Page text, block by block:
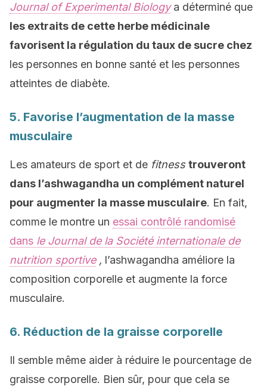
Journal of Experimental Biologya déterminé que
les extraits de cette herbe médicinale
favorisent la régulation du taux de sucre chez
les personnes en bonne santé et les personnes
atteintes de diabète.
5. Favorise l’augmentation de la masse
musculaire
Les amateurs de sport et de fitness trouveront
dans l’ashwagandha un complément naturel
pour augmenter la masse musculaire. En fait,
comme le montre un essai contrôlé randomisé
dans le Journal de la Société internationale de
nutrition sportive , l’ashwagandha améliore la
composition corporelle et augmente la force
musculaire.
6. Réduction de la graisse corporelle
Il semble même aider à réduire le pourcentage de
graisse corporelle. Bien sûr, pour que cela se